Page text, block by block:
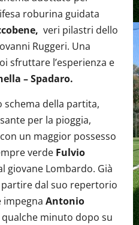
roburina guidata
veri pilastri dello
Ruggeri. Una
sfruttare l’esperienza e
– Spadaro.
della partita,
per la pioggia,
un maggior possesso
verde Fulvio
giovane Lombardo. Già
dal suo repertorio
impegna Antonio
minuto dopo su